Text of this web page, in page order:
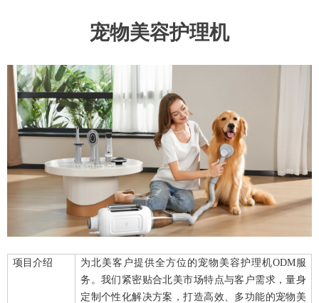
宠物美容护理机
项目介绍
为北美客户提供全方位的宠物美容护理机ODM服
务。我们紧密贴合北美市场特点与客户需求，量身
定制个性化解决方案，打造高效、多功能的宠物美